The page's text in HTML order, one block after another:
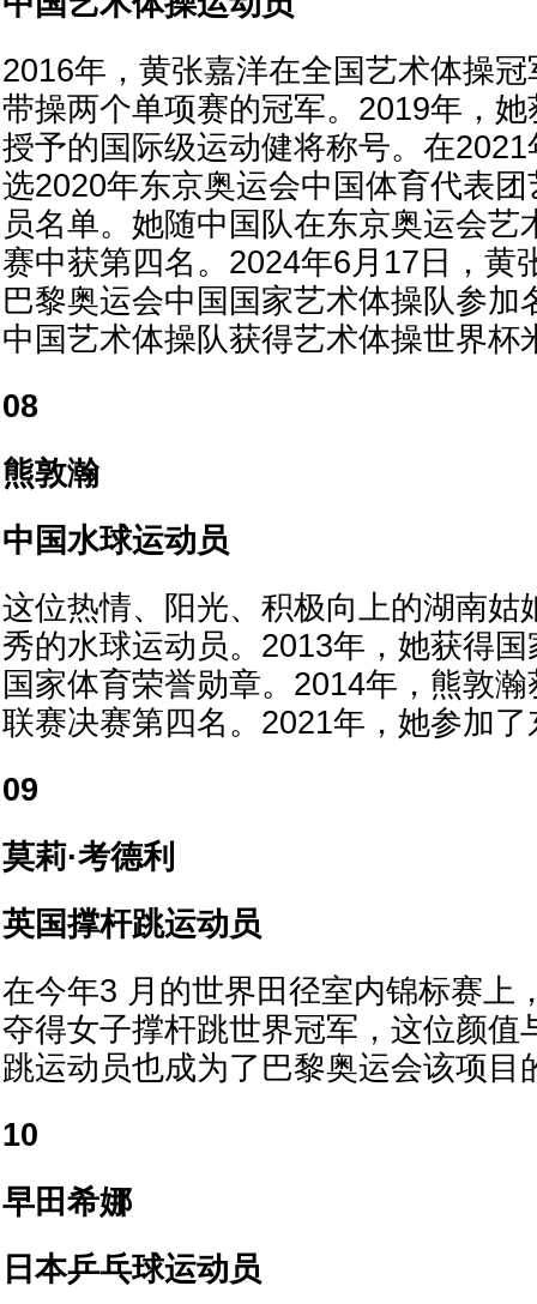
2016年，黄张嘉洋在全国艺术体操
带操两个单项赛的冠军。2019年，
授予的国际级运动健将称号。在
选2020年东京奥运会中国体育代表
员名单。她随中国队在东京奥运会艺
赛中获第四名。2024年6月17日，黄
巴黎奥运会中国国家艺术体操队参加
中国艺术体操队获得艺术体操世界杯
08
熊敦瀚
中国水球运动员
这位热情、阳光、积极向上的湖南姑
秀的水球运动员。2013年，她获得
国家体育荣誉勋章。2014年，熊敦
联赛决赛第四名。2021年，她参加
09
莫莉·考德利
英国撑杆跳运动员
在今年3 月的世界田径室内锦标赛上
夺得女子撑杆跳世界冠军，这位颜值
跳运动员也成为了巴黎奥运会该项目
10
早田希娜
日本乒乓球运动员